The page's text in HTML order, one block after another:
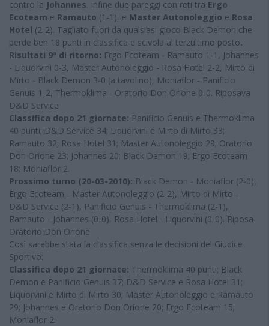
contro la Johannes. Infine due pareggi con reti tra Ergo
Ecoteam e Ramauto (1-1), e Master Autonoleggio e Rosa
Hotel (2-2). Tagliato fuori da qualsiasi gioco Black Demon che
perde ben 18 punti in classifica e scivola al terzultimo posto.
Risultati 9ª di ritorno: Ergo Ecoteam - Ramauto 1-1, Johannes
- Liquorvini 0-3, Master Autonoleggio - Rosa Hotel 2-2, Mirto di
Mirto - Black Demon 3-0 (a tavolino), Moniaflor - Panificio
Genuis 1-2, Thermoklima - Oratorio Don Orione 0-0. Riposava
D&D Service
Classifica dopo 21 giornate: Panificio Genuis e Thermoklima
40 punti; D&D Service 34; Liquorvini e Mirto di Mirto 33;
Ramauto 32; Rosa Hotel 31; Master Autonoleggio 29; Oratorio
Don Orione 23; Johannes 20; Black Demon 19; Ergo Ecoteam
18; Moniaflor 2.
Prossimo turno (20-03-2010): Black Demon - Moniaflor (2-0),
Ergo Ecoteam - Master Autonoleggio (2-2), Mirto di Mirto -
D&D Service (2-1), Panificio Genuis - Thermoklima (2-1),
Ramauto - Johannes (0-0), Rosa Hotel - Liquorvini (0-0). Riposa
Oratorio Don Orione
Così sarebbe stata la classifica senza le decisioni del Giudice
Sportivo:
Classifica dopo 21 giornate: Thermoklima 40 punti; Black
Demon e Panificio Genuis 37; D&D Service e Rosa Hotel 31;
Liquorvini e Mirto di Mirto 30; Master Autonoleggio e Ramauto
29; Johannes e Oratorio Don Orione 20; Ergo Ecoteam 15;
Moniaflor 2.